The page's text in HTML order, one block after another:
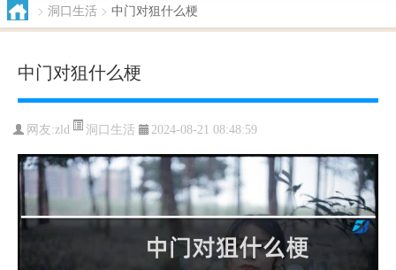
> 洞口生活 > 中门对狙什么梗
中门对狙什么梗
网友:zld 洞口生活 2024-08-21 08:48:59